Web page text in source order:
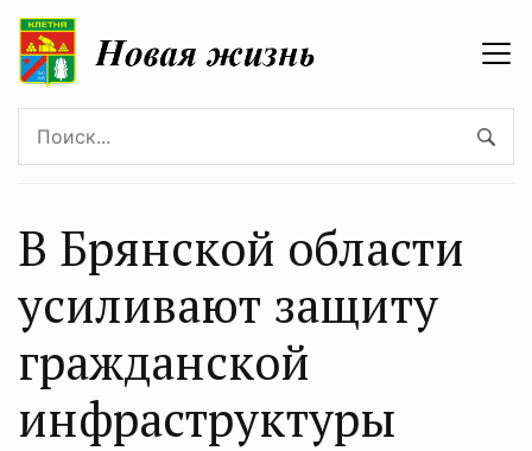
В Брянской области
усиливают защиту
гражданской
инфраструктуры